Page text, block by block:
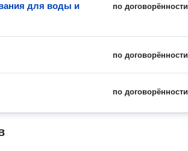
по договорённости
для воды и
по договорённости
по договорённости